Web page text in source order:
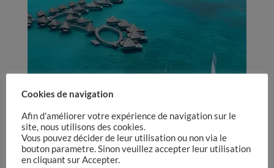
croisière en Polynesie
catamaran apetahi
parSteve|Avr 10, 2026
Cookies de navigation
Afin d'améliorer votre expérience de navigation sur le
site, nous utilisons des cookies.
Vous pouvez décider de leur utilisation ou non via le
bouton parametre. Sinon veuillez accepter leur utilisation
en cliquant sur Accepter.